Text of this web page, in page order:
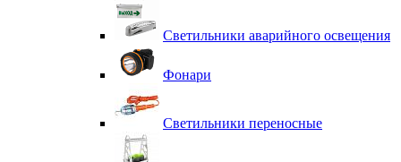
Светильники аварийного освещения
Фонари
Светильники переносные